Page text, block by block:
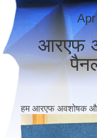
फ़ैक्टरी
दौरा
गुणवत्ता
नियंत्रण
हमसे
संपर्क
Changzhou
Haozhuo
Electronic
Rights
Reserved.
आरएफ
हम आरएफ अवशोषक